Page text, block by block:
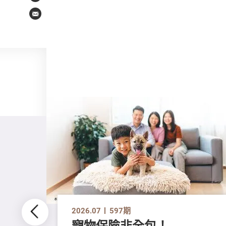
Email
2026.07 597期